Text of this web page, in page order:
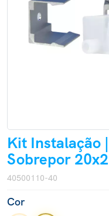
Kit Instalação
Sobrepor
40500110-40
Cor